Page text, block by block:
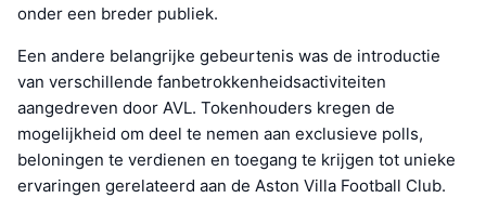
onder een breder publiek.
Een andere belangrijke gebeurtenis was de introductie
van verschillende fanbetrokkenheidsactiviteiten
aangedreven door AVL. Tokenhouders kregen de
mogelijkheid om deel te nemen aan exclusieve polls,
beloningen te verdienen en toegang te krijgen tot unieke
ervaringen gerelateerd aan de Aston Villa Football Club.